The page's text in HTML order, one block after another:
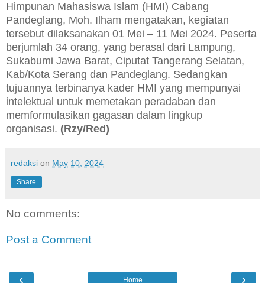
Himpunan Mahasiswa Islam (HMI) Cabang
Pandeglang, Moh. Ilham mengatakan, kegiatan
tersebut dilaksanakan 01 Mei – 11 Mei 2024. Peserta
berjumlah 34 orang, yang berasal dari Lampung,
Sukabumi Jawa Barat, Ciputat Tangerang Selatan,
Kab/Kota Serang dan Pandeglang. Sedangkan
tujuannya terbinanya kader HMI yang mempunyai
intelektual untuk memetakan peradaban dan
memformulasikan gagasan dalam lingkup
organisasi. (Rzy/Red)
redaksi on May 10, 2024
Share
No comments:
Post a Comment
‹ ›
Home